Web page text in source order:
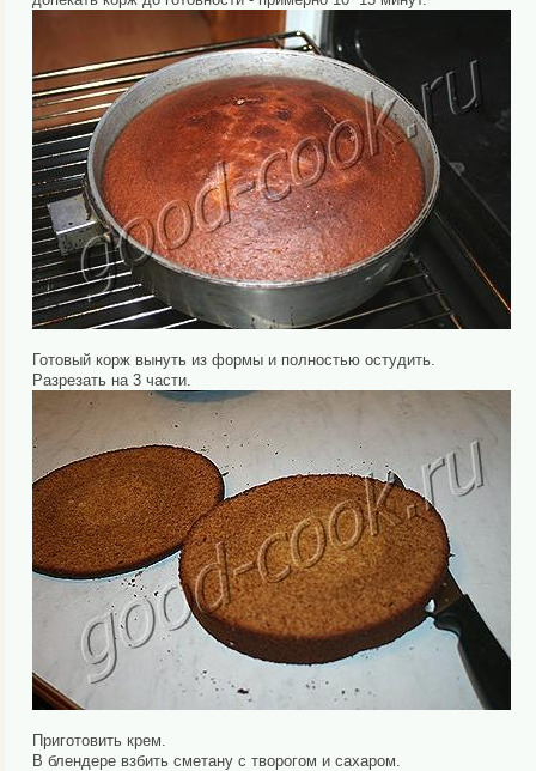
Готовый корж вынуть из формы и полностью остудить.
Разрезать на 3 части.
Приготовить крем.
В блендере взбить сметану с творогом и сахаром.